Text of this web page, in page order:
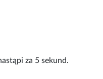
za 4 sekund.